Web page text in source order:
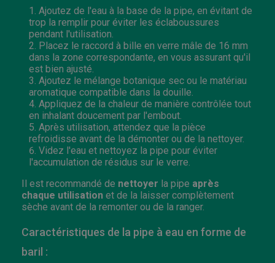
Ajoutez de l'eau à la base de la pipe, en évitant de
trop la remplir pour éviter les éclaboussures
pendant l'utilisation.
Placez le raccord à bille en verre mâle de 16 mm
dans la zone correspondante, en vous assurant qu'il
est bien ajusté.
Ajoutez le mélange botanique sec ou le matériau
aromatique compatible dans la douille.
Appliquez de la chaleur de manière contrôlée tout
en inhalant doucement par l'embout.
Après utilisation, attendez que la pièce
refroidisse avant de la démonter ou de la nettoyer.
Videz l'eau et nettoyez la pipe pour éviter
l'accumulation de résidus sur le verre.
Il est recommandé de nettoyer la pipe après
chaque utilisation et de la laisser complètement
sèche avant de la remonter ou de la ranger.
Caractéristiques de la pipe à eau en forme de
baril :